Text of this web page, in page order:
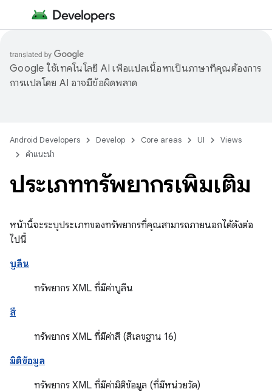
Google ใช้เทคโนโลยี AI เพื่อแปลเนื้อหาเป็นภาษาที่คุณต้องการ
การแปลโดย AI อาจมีข้อผิดพลาด
Android Developers Develop Core areas UI
Views
คำแนะนำ
ประเภททรัพยากรเพิ่มเติม
หน้านี้จะระบุประเภทของทรัพยากรที่คุณสามารถภายนอกได้ดังต่อ
ไปนี้
บูลีน
ทรัพยากร XML ที่มีค่าบูลีน
สี
ทรัพยากร XML ที่มีค่าสี (สีเลขฐาน 16)
มิติข้อมูล
ทรัพยากร XML ที่มีค่ามิติข้อมูล (ที่มีหน่วยวัด)